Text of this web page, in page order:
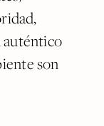
auténtico
son